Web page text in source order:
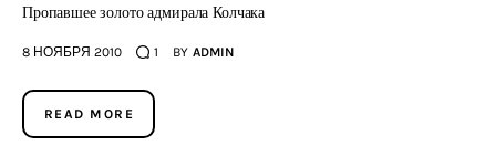
Пропавшее золото адмирала Колчака
8 НОЯБРЯ 2010 1 BY ADMIN
READ MORE